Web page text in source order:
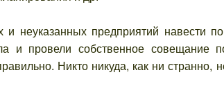
и неуказанных предприятий навести
и провели собственное совещание
Никто никуда, как ни странно,